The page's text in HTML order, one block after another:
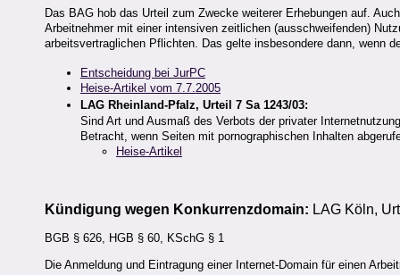
Das BAG hob das Urteil zum Zwecke weiterer Erhebungen auf.
Arbeitnehmer mit einer intensiven zeitlichen (ausschweifenden)
arbeitsvertraglichen Pflichten. Das gelte insbesondere dann, wenn
Entscheidung bei JurPC
Heise-Artikel vom 7.7.2005
LAG Rheinland-Pfalz, Urteil 7 Sa 1243/03:
Sind Art und Ausmaß des Verbots der privater
Betracht, wenn Seiten mit pornographischen Inhalten
Heise-Artikel
Kündigung wegen Konkurrenzdomain: LAG Köln,
BGB § 626, HGB § 60, KSchG § 1
Die Anmeldung und Eintragung einer Internet-Domain für einen